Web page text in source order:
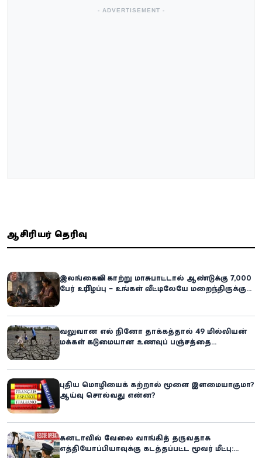
- ADVERTISEMENT -
ஆசிரியர் தெரிவு
இலங்கையில் காற்று மாசுபாட்டால் ஆண்டுக்கு 7,000
பேர் உயிரிழப்பு – உங்கள் வீட்டிலேயே மறைந்திருக்கும்
வலுவான எல் நினோ தாக்கத்தால் 49 மில்லியன்
மக்கள் கடுமையான உணவுப் பஞ்சத்தை
புதிய மொழியைக் கற்றால் மூளை இளமையாகுமா?
ஆய்வு சொல்வது என்ன?
கனடாவில் வேலை வாங்கித் தருவதாக
எத்தியோப்பியாவுக்கு கடத்தப்பட்ட மூவர் மீட்பு: